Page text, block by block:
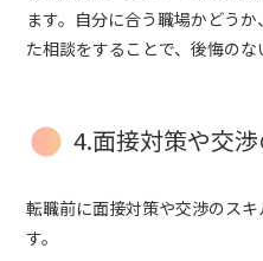
ます。自分に合う職場かどう
た相談をすることで、後悔のな
4.面接対策や交
転職前に面接対策や交渉のス
す。